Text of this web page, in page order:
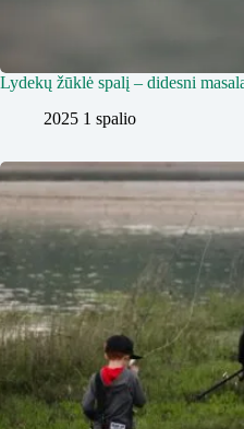
Lydekų žūklė spalį – didesni
2025 1 spalio